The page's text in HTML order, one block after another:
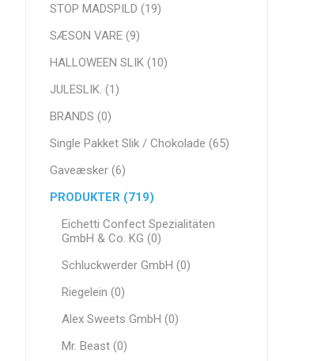
STOP MADSPILD (19)
SÆSON VARE (9)
HALLOWEEN SLIK (10)
JULESLIK. (1)
BRANDS (0)
Single Pakket Slik / Chokolade (65)
Gaveæsker (6)
PRODUKTER (719)
Eichetti Confect Spezialitäten
GmbH & Co. KG (0)
Schluckwerder GmbH (0)
Riegelein (0)
Alex Sweets GmbH (0)
Mr. Beast (0)